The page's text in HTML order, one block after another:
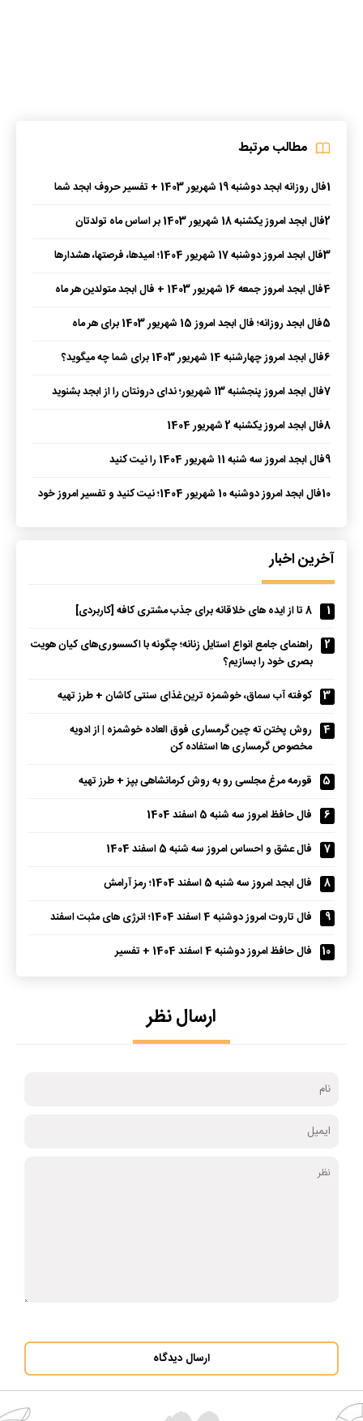
مطالب مرتبط
1فال روزانه ابجد دوشنبه 19 شهریور 1403 + تفسیر حروف ابجد شما
2فال ابجد امروز یکشنبه 18 شهریور 1403 بر اساس ماه تولدتان
3فال ابجد امروز دوشنبه 17 شهریور 1404؛ امیدها، فرصتها، هشدارها
4فال ابجد امروز جمعه 16 شهریور 1403 + فال ابجد متولدین هر ماه
5فال ابجد روزانه؛ فال ابجد امروز 15 شهریور 1403 برای هر ماه
6فال ابجد امروز چهارشنبه 14 شهریور 1403 برای شما چه میگوید؟
7فال ابجد امروز پنجشنبه 13 شهریور؛ ندای درونتان را از ابجد بشنوید
8فال ابجد امروز یکشنبه 2 شهریور 1404
9فال ابجد امروز سه شنبه 11 شهریور 1404 را نیت کنید
10
فال ابجد امروز دوشنبه 10 شهریور 1404؛ نیت کنید و تفسیر امروز خود
آخرین اخبار
1
8 تا از ایده های خلاقانه برای جذب مشتری کافه [کاربردی]
2
راهنمای جامع انواع استایل زنانه؛ چگونه با اکسسوری‌های کیان هویت
بصری خود را بسازیم؟
3
کوفته آب سماق، خوشمزه ترین غذای سنتی کاشان + طرز تهیه
4
روش پختن ته چین گرمساری فوق العاده خوشمزه | از ادویه
مخصوص گرمساری ها استفاده کن
5
قورمه مرغ مجلسی رو به روش کرمانشاهی بپز + طرز تهیه
6
فال حافظ امروز سه شنبه 5 اسفند 1404
7
فال عشق و احساس امروز سه شنبه 5 اسفند 1404
8
فال ابجد امروز سه شنبه 5 اسفند 1404؛ رمز آرامش
9
فال تاروت امروز دوشنبه 4 اسفند 1404؛ انرژی های مثبت اسفند
10
فال حافظ امروز دوشنبه 4 اسفند 1404 + تفسیر
ارسال نظر
ارسال دیدگاه